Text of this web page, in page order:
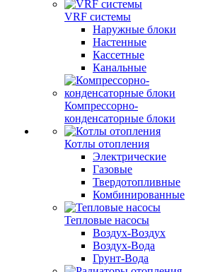
VRF системы
Наружные блоки
Настенные
Кассетные
Канальные
Компрессорно-
конденсаторные блоки
Котлы отопления
Электрические
Газовые
Твердотопливные
Комбинированные
Тепловые насосы
Воздух-Воздух
Воздух-Вода
Грунт-Вода